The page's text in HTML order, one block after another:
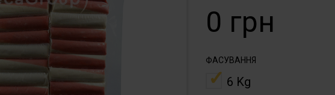
0 грн
ФАСУВАННЯ
6 Kg